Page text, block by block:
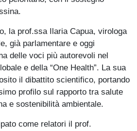
la prof.ssa Ilaria Capua, virologa
già parlamentare e oggi
delle voci più autorevoli nel
e della “One Health”. La sua
il dibattito scientifico, portando
profilo sul rapporto tra salute
e sostenibilità ambientale.
come relatori il prof.